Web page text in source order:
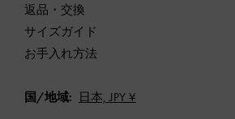
返品・交換
サイズガイド
お手入れ方法
国/地域: 日本, JPY ¥